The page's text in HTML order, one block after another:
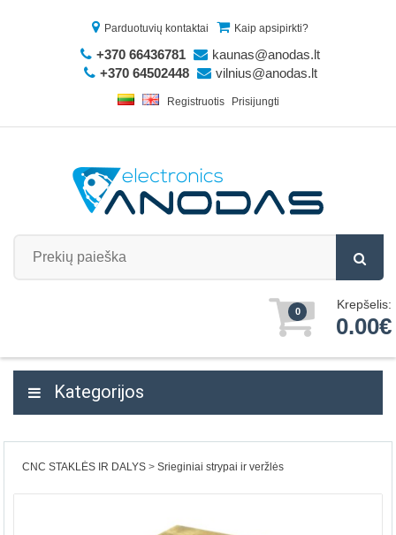
Parduotuvių kontaktai Kaip apsipirkti?
+370 66436781
kaunas@anodas.lt
+370 64502448
vilnius@anodas.lt
Registruotis Prisijungti
0 Krepšelis:
0.00€
Kategorijos
CNC STAKLĖS IR DALYS Srieginiai strypai ir veržlės